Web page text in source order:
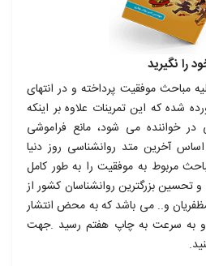
را نگیرید
مباحث موفقیت پرداخته و در انتهای
شده که این تمرینات علاوه بر اینکه
در خواننده می شود، مانع فراموشی
آخرین متد روانشناسی روز دنیا
مربوط به موفقیت را به طور کامل
بزرگترین روانشناسان کشور از
و.. می باشد که به محض انتشار
و به سرعت به چاپ هفتم رسید .جهت